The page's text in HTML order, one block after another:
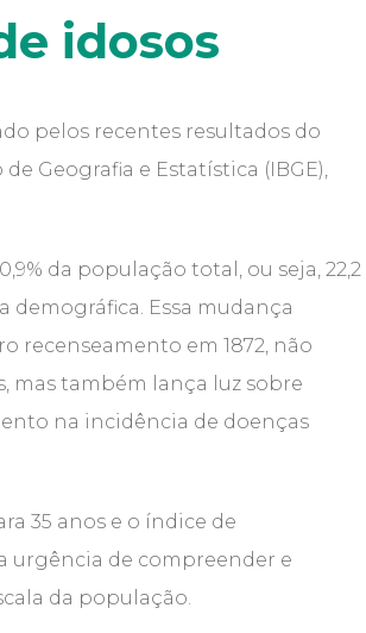
idosos
pelos recentes resultados do
Geografia e Estatística (IBGE),
da população total, ou seja, 22,2
demográfica. Essa mudança
recenseamento em 1872, não
mas também lança luz sobre
na incidência de doenças
35 anos e o índice de
urgência de compreender e
da população.